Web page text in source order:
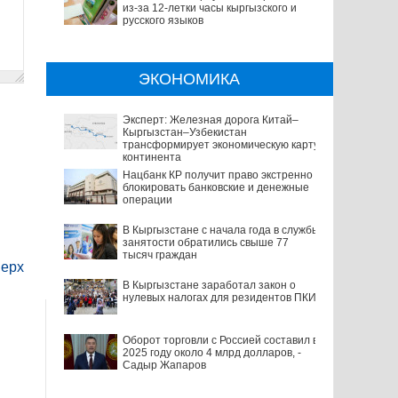
из-за 12-летки часы кыргызского и
русского языков
ЭКОНОМИКА
Эксперт: Железная дорога Китай–
Кыргызстан–Узбекистан
трансформирует экономическую карту
континента
Нацбанк КР получит право экстренно
блокировать банковские и денежные
операции
В Кыргызстане с начала года в службы
занятости обратились свыше 77
тысяч граждан
В Кыргызстане заработал закон о
нулевых налогах для резидентов ПКИ
Оборот торговли с Россией составил в
2025 году около 4 млрд долларов, -
Садыр Жапаров